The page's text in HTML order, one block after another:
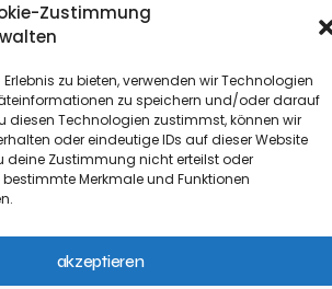
Zustimmung
zu bieten, verwenden wir Technologien
zu speichern und/oder darauf
diesen Technologien zustimmst, können wir
oder eindeutige IDs auf dieser Website
deine Zustimmung nicht erteilst oder
bestimmte Merkmale und Funktionen
akzeptieren